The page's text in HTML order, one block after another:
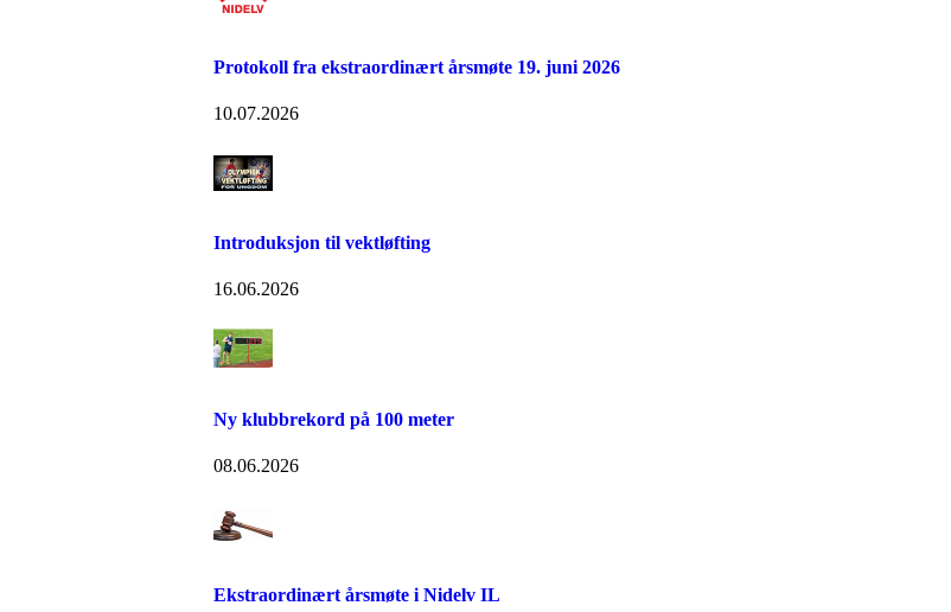
Protokoll fra ekstraordinært årsmøte 19. juni 2026
10.07.2026
Introduksjon til vektløfting
16.06.2026
Ny klubbrekord på 100 meter
08.06.2026
Ekstraordinært årsmøte i Nidelv IL